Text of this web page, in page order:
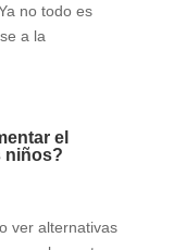
no todo es
a la
el
niños?
ver alternativas